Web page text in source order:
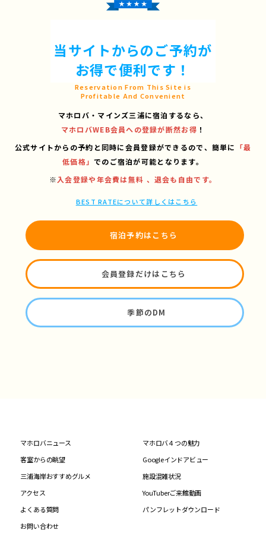
当サイトからのご予約が
お得で便利です！
Reservation From This Site is
Profitable And Convenient
マホロバ・マインズ三浦に宿泊するなら、
マホロバWEB会員への登録が断然お得 ！
公式サイトからの予約と同時に会員登録ができるので、 簡単に 「最
低価格」でのご宿泊が可能となります。
※ 入会登録や年会費は無料 、退会も自由です。
BEST RATEについて詳しくはこちら
宿泊予約はこちら
会員登録だけはこちら
季節のDM
マホロバニュース
マホロバ４つの魅力
客室からの眺望
Googleインドアビュー
三浦海岸おすすめグルメ
施設混雑状況
アクセス
YouTuberご来館動画
よくある質問
パンフレットダウンロード
お問い合わせ